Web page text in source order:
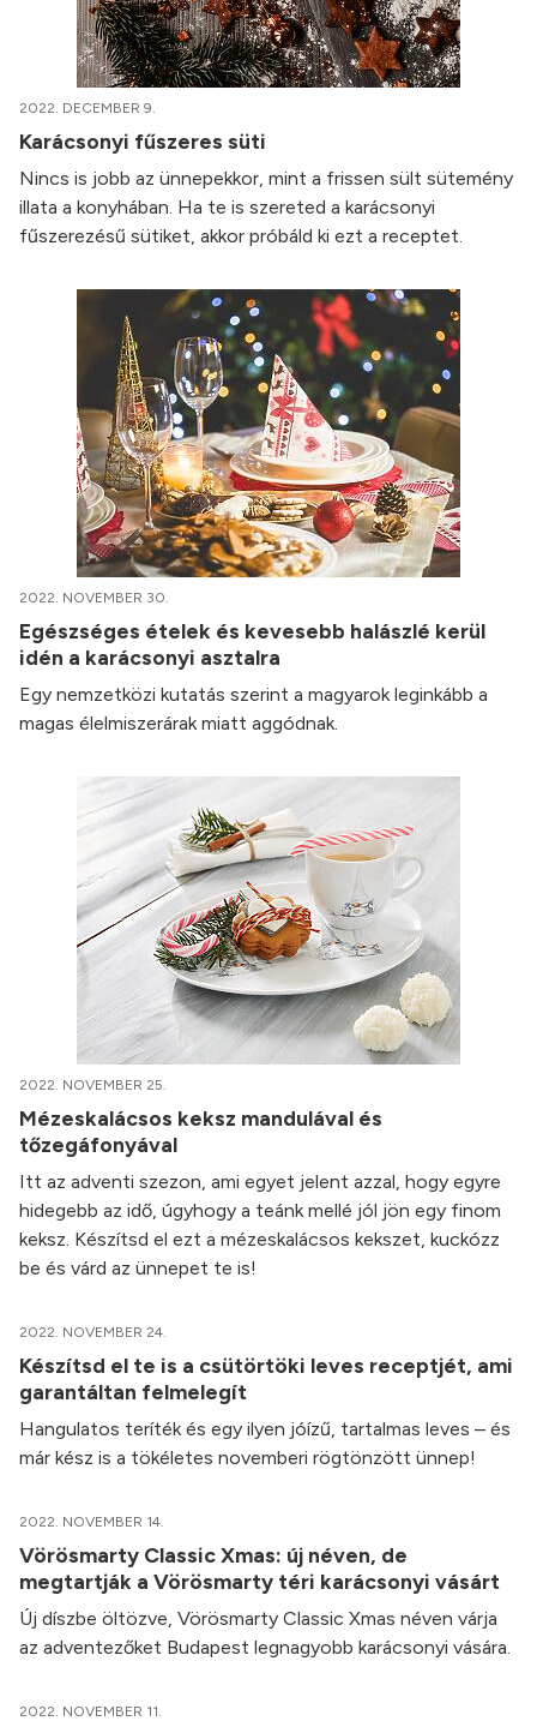
2022. DECEMBER 9.
Karácsonyi fűszeres süti
Nincs is jobb az ünnepekkor, mint a frissen sült sütemény
illata a konyhában. Ha te is szereted a karácsonyi
fűszerezésű sütiket, akkor próbáld ki ezt a receptet.
2022. NOVEMBER 30.
Egészséges ételek és kevesebb halászlé kerül
idén a karácsonyi asztalra
Egy nemzetközi kutatás szerint a magyarok leginkább a
magas élelmiszerárak miatt aggódnak.
2022. NOVEMBER 25.
Mézeskalácsos keksz mandulával és
tőzegáfonyával
Itt az adventi szezon, ami egyet jelent azzal, hogy egyre
hidegebb az idő, úgyhogy a teánk mellé jól jön egy finom
keksz. Készítsd el ezt a mézeskalácsos kekszet, kuckózz
be és várd az ünnepet te is!
2022. NOVEMBER 24.
Készítsd el te is a csütörtöki leves receptjét, ami
garantáltan felmelegít
Hangulatos teríték és egy ilyen jóízű, tartalmas leves – és
már kész is a tökéletes novemberi rögtönzött ünnep!
2022. NOVEMBER 14.
Vörösmarty Classic Xmas: új néven, de
megtartják a Vörösmarty téri karácsonyi vásárt
Új díszbe öltözve, Vörösmarty Classic Xmas néven várja
az adventezőket Budapest legnagyobb karácsonyi vására.
2022. NOVEMBER 11.